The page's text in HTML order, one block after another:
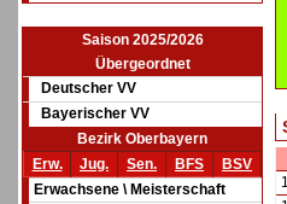
Saison 2025/2026
Übergeordnet
Deutscher VV
Bayerischer VV
Bezirk Oberbayern
Erw.
Jug. Sen. BFS
BSV
Erwachsene \ Meisterschaft